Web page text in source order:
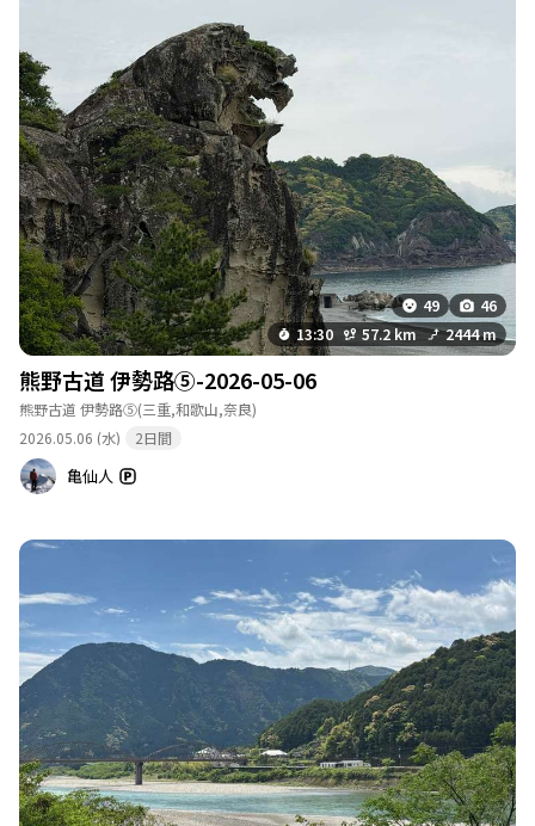
49
46
13:30
57.2 km 2444 m
熊野古道 伊勢路⑤-2026-05-06
熊野古道 伊勢路⑤(三重,和歌山,奈良)
2026.05.06 (水)
2日間
亀仙人